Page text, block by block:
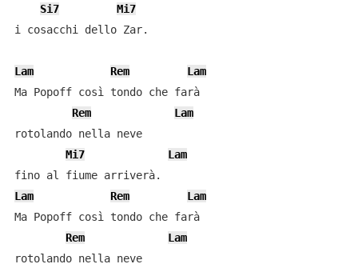
Si7
Mi7
i cosacchi dello Zar.
Lam Rem
Lam
Ma Popoff così tondo che farà
Rem
Lam
rotolando nella neve
Mi7
Lam
Lam
Rem
Lam
Ma Popoff così tondo che farà
Rem
Lam
rotolando nella neve